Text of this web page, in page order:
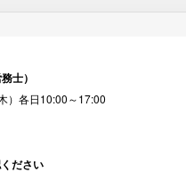
士）
）各日10:00～17:00
ださい